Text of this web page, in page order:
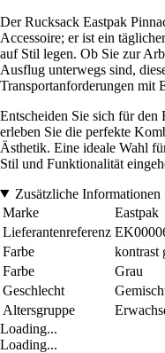
Der Rucksack Eastpak
Accessoire; er ist ein
auf Stil legen. Ob Sie zur
Ausflug unterwegs sind,
Transportanforderungen mit
Entscheiden Sie sich für den
erleben Sie die perfekte
Ästhetik. Eine ideale Wahl
Stil und Funktionalität
Zusätzliche Informationen
Marke
Eastpak
Lieferantenreferenz
Farbe
kontrast
Farbe
Grau
Geschlecht
Altersgruppe
Loading...
Loading...